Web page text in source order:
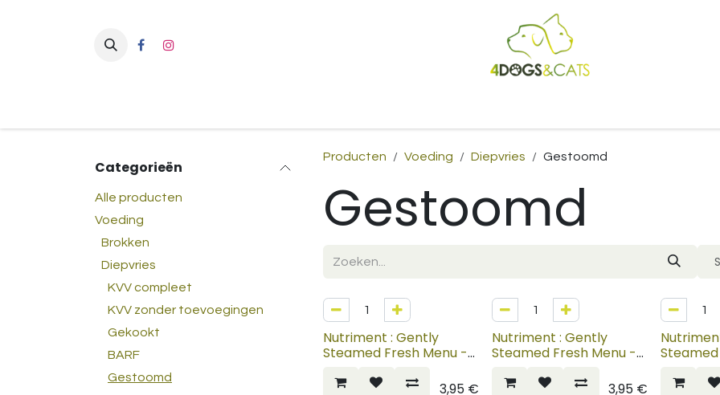
Categorieën
Alle producten
Voeding
Brokken
Diepvries
KVV compleet
KVV zonder toevoegingen
Gekookt
BARF
Gestoomd
Producten Voeding Diepvries Gestoomd
Gestoomd
Nutriment : Gently
Steamed Fresh Menu -
3,95 €
Nutriment : Gently
Steamed Fresh Menu -
3,95 €